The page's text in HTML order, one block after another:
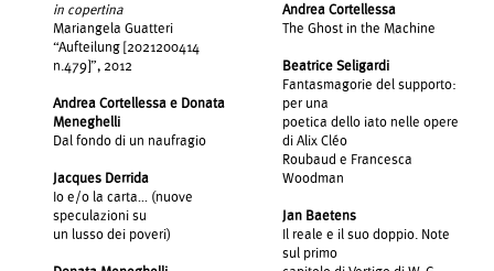
in copertina
Mariangela Guatteri
“Aufteilung [2021200414
n.479]”, 2012
Andrea Cortellessa e Donata
Meneghelli
Dal fondo di un naufragio
Jacques Derrida
Io e/o la carta… (nuove
speculazioni su
un lusso dei poveri)
Andrea Cortellessa
The Ghost in the Machine
Beatrice Seligardi
Fantasmagorie del supporto:
per una
poetica dello iato nelle opere
di Alix Cléo
Roubaud e Francesca
Woodman
Jan Baetens
Il reale e il suo doppio. Note
sul primo